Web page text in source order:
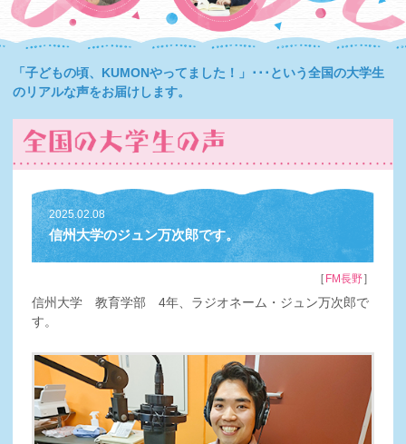
「子どもの頃、KUMONやってました！」･･･という全国の大学生
のリアルな声をお届けします。
2025.02.08
信州大学のジュン万次郎です。
［ FM長野］
信州大学 教育学部 4年、ラジオネーム・ジュン万次郎で
す。